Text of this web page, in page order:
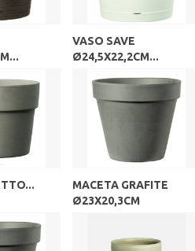
VASO SAVE
Ø24,5X22,2CM...
MACETA GRAFITE
Ø23X20,3CM